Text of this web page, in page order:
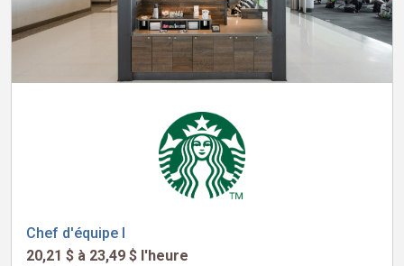
Chef d'équipe I
20,21 $ à 23,49 $ l'heure